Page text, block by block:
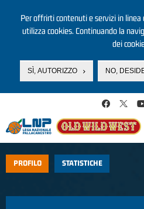
Per offrirti contenuti e servizi in
utilizza cookies. Continuando la
dei
SÌ, AUTORIZZO NO,
PROFILO STATISTICHE